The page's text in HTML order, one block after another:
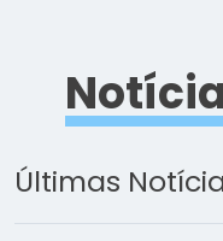
Últimas